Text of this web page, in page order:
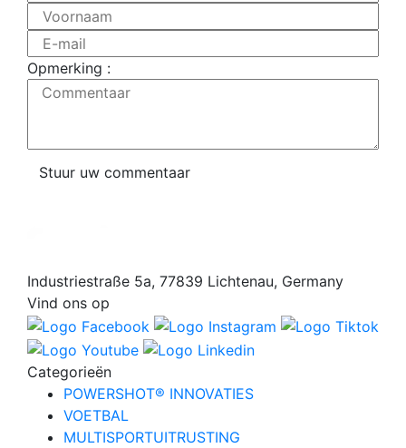
Voornaam
E-mail
Opmerking :
Commentaar
Stuur uw commentaar
Industriestraße 5a, 77839 Lichtenau, Germany
Vind ons op
Categorieën
POWERSHOT® INNOVATIES
VOETBAL
MULTISPORTUITRUSTING